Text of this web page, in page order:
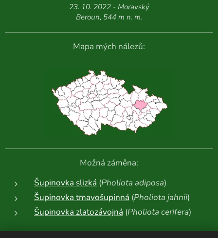
23. 10. 2022 - Moravský
Beroun, 544 m n. m.
Mapa mých nálezů:
Možná záměna:
Šupinovka slizká (Pholiota adiposa)
Šupinovka tmavošupinná (Pholiota jahnii)
Šupinovka zlatozávojná (Pholiota cerifera)